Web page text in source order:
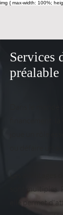
img { max-width: 100%;
Services
préalable
sont multiples.
elle permet